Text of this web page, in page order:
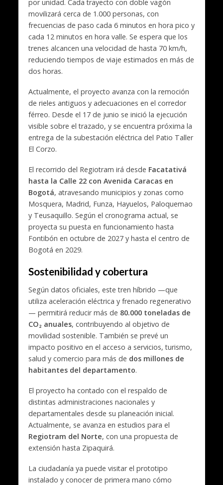
por unidad. Cada trayecto con doble vagón
movilizará cerca de 1.000 personas, con
frecuencias de paso cada 6 minutos en hora pico y
cada 12 minutos en hora valle. Se espera que los
trenes alcancen una velocidad de hasta 70 km/h,
reduciendo tiempos de viaje estimados en más de
dos horas.
Actualmente, el proyecto avanza con la remoción
de rieles antiguos y adecuaciones en el corredor
férreo. Desde el 17 de junio se inició la ejecución
visible sobre el trazado, y se encuentra próxima la
entrega de la subestación eléctrica del Patio Taller
El Corzo.
El recorrido del Regiotram irá desde Facatativá
hasta la Calle 22 con Avenida Caracas en
Bogotá, atravesando municipios y zonas como
Mosquera, Madrid, Funza, Hayuelos, Paloquemao
y Teusaquillo. Según el cronograma actual, se
proyecta su puesta en funcionamiento hasta
Fontibón en octubre de 2027 y hasta el centro de
Bogotá en 2029.
Sostenibilidad y cobertura
Según datos oficiales, este tren híbrido —que
utiliza aceleración eléctrica y frenado regenerativo
— permitirá reducir más de 80.000 toneladas de
CO₂ anuales, contribuyendo al objetivo de
movilidad sostenible. También se prevé un
impacto positivo en el acceso a servicios, turismo,
salud y comercio para más de dos millones de
habitantes del departamento.
El proyecto ha contado con el respaldo de
distintas administraciones nacionales y
departamentales desde su planeación inicial.
Actualmente, se avanza en estudios para el
Regiotram del Norte, con una propuesta de
extensión hasta Zipaquirá.
La ciudadanía ya puede visitar el prototipo
instalado y conocer de primera mano cómo